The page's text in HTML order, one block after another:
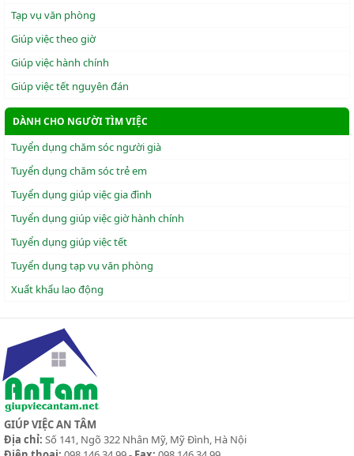
Tạp vụ văn phòng
Giúp việc theo giờ
Giúp việc hành chính
Giúp việc tết nguyên đán
DÀNH CHO NGƯỜI TÌM VIỆC
Tuyển dụng chăm sóc người già
Tuyển dụng chăm sóc trẻ em
Tuyển dụng giúp việc gia đình
Tuyển dụng giúp việc giờ hành chính
Tuyển dụng giúp việc tết
Tuyển dụng tạp vụ văn phòng
Xuẩt khẩu lao động
GIÚP VIỆC AN TÂM
Địa chỉ: Số 141, Ngõ 322 Nhân Mỹ, Mỹ Đình, Hà Nội